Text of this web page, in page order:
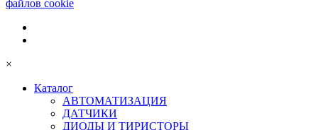
файлов cookie
×
Каталог
АВТОМАТИЗАЦИЯ
ДАТЧИКИ
ДИОДЫ И ТИРИСТОРЫ